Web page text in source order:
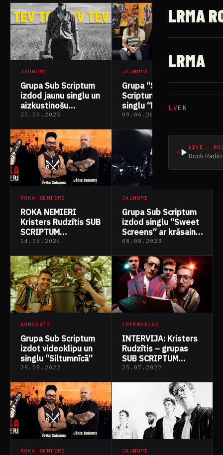
LRMA
LRMA
LVEN
LIVE ·
Rock
JAUNUMI
Grupa Sub Scriptum
izdod jaunu singlu un
aizkustinošu
videoklipu
20.09.2025
JAUNUMI
Grupa “Sub
Scriptum” izdod
singlu “Nepāries” un
ceļo laikā ar
uz analogās kameras
09.06.2025
ROKA NEMIERI
ROKA NEMIERI
Kristers Rudzītis SUB
SCRIPTUM
(12.06.2024)
14.06.2024
JAUNUMI
Grupa Sub Scriptum
izdod singlu “Sweet
Screens” ar krāsainu
mūzikas videoklipu
08.08.2023
KONCERTI
Grupa Sub Scriptum
izdot videoklipu un
singlu “Siltumnīcā”
29.08.2022
INTERVIJAS
INTERVIJA: Kristers
Rudzītis – grupas
SUB SCRIPTUM
vokālists
25.07.2022
ROKA NEMIERI JAUNUMI